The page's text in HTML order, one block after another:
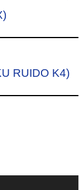
RUIDO K4)